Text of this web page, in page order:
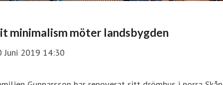
minimalism möter landsbygden
Juni 2019 14:30